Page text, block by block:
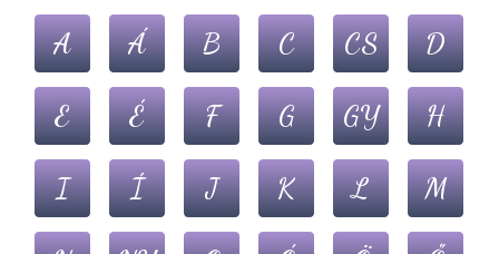
A Á B C CS D
E É F G GY H
I Í J K L M